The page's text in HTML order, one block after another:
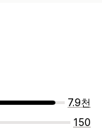
7.9천
150